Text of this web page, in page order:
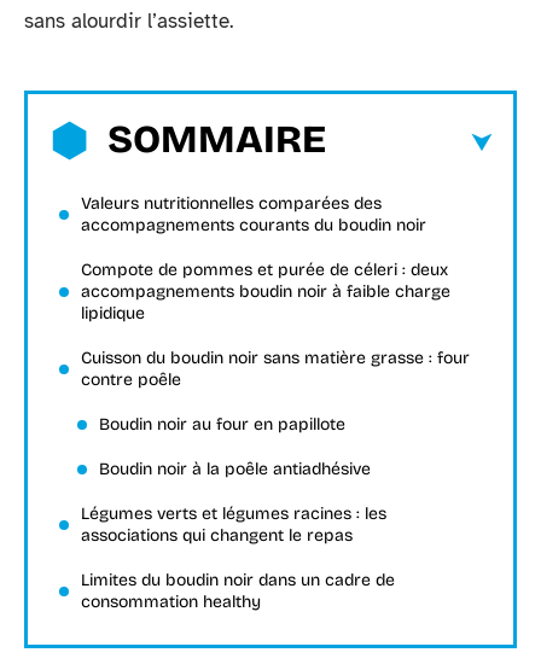
sans alourdir l’assiette.
SOMMAIRE
Valeurs nutritionnelles comparées des
accompagnements courants du boudin noir
Compote de pommes et purée de céleri : deux
accompagnements boudin noir à faible charge
lipidique
Cuisson du boudin noir sans matière grasse : four
contre poêle
Boudin noir au four en papillote
Boudin noir à la poêle antiadhésive
Légumes verts et légumes racines : les
associations qui changent le repas
Limites du boudin noir dans un cadre de
consommation healthy